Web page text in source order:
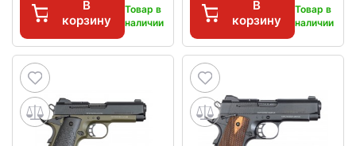
В
корзину
Товар в
наличии
В
корзину
Товар в
наличии